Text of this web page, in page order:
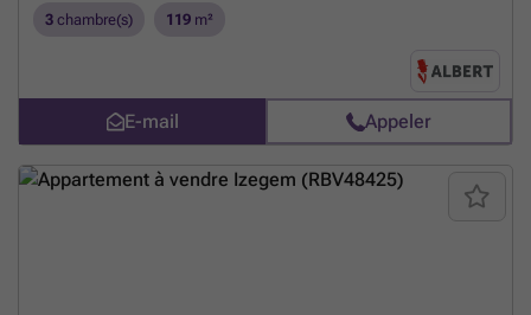
3 chambres à coucher - Salle de bain avec baignoire et lavabo -
parking dans le complexe Les principaux points positifs de cet
appartement sont : + PEB favorable + Salon très spacieux et lumineux
+ Volets roulants + Terrasse ensoleillée + Emplacement central
Planifiez rapidement votre visite sur ### ou appelez le ###
savoir plus ?
3 chambre(s) 119 m²
E-mail Appeler